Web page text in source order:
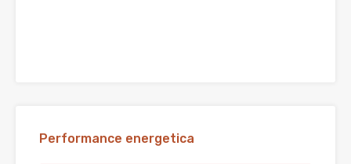
Performance energetica